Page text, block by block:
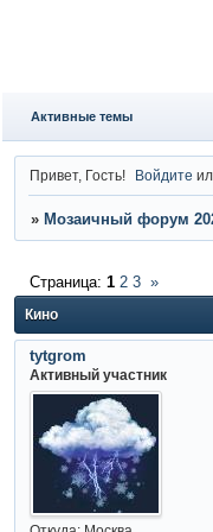
Активные темы
Привет, Гость! Войдите
» Мозаичный форум
Кино
Страница: 1 2 3 »
tytgrom
Активный участник